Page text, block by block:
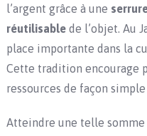
l’argent grâce à une
réutilisablede l’objet. Au
place importante dans la
Cette tradition encourage
ressources de façon
Atteindre une telle somme